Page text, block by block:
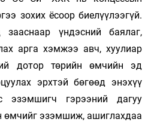
зохих ёсоор биелүүлээгүй.
зааснаар үндэсний баялаг,
арга хэмжээ авч, хуулиар
дотор төрийн өмчийн эд
эрхтэй бөгөөд энэхүү
эзэмшигч гэрээний дагуу
өмчийг эзэмшиж, ашиглахдаа